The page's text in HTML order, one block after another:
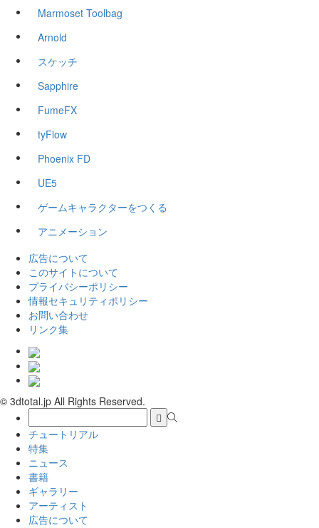
Marmoset Toolbag
Arnold
スケッチ
Sapphire
FumeFX
tyFlow
Phoenix FD
UE5
ゲームキャラクターをつくる
アニメーション
広告について
このサイトについて
プライバシーポリシー
情報セキュリティポリシー
お問い合わせ
リンク集
© 3dtotal.jp All Rights Reserved.
チュートリアル
特集
ニュース
書籍
ギャラリー
アーティスト
広告について